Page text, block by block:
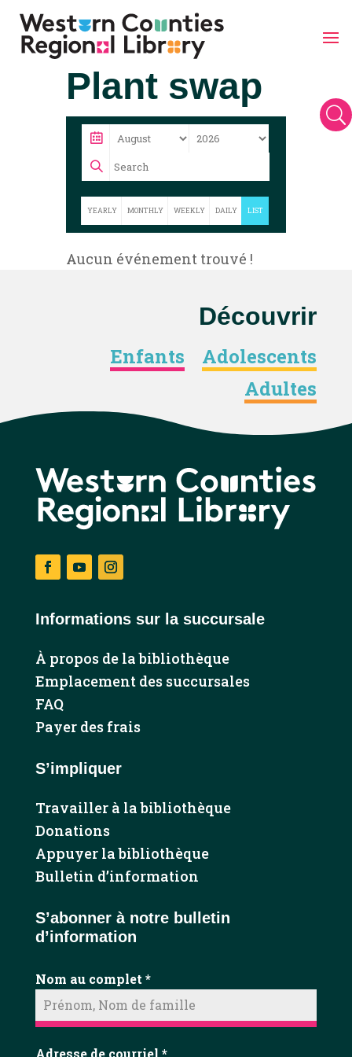
U
Plant swap
YEARLY MONTHLY WEEKLY DAILY LIST
Aucun événement trouvé !
Découvrir
Enfants
Adolescents
Adultes
Informations sur la succursale
À propos de la bibliothèque
Emplacement des succursales
FAQ
Payer des frais
S’impliquer
Travailler à la bibliothèque
Donations
Appuyer la bibliothèque
Bulletin d’information
S’abonner à notre bulletin
d’information
Nom au complet*